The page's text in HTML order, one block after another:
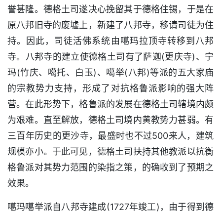
誉甚隆。德格土司遂决心挽留其于德格住锡，于是在
原八邦旧寺的废墟上，新建了八邦寺，移请司徒为住
持。因此，司徒活佛系统由噶玛拉顶寺转移到八邦
寺。八邦寺的建立使德格土司有了萨迦(更庆寺)、宁
玛(竹庆、噶托、白玉)、噶举(八邦)等派的五大家庙
的宗教势力支持，形成了对抗格鲁派影响的强大阵
营。在此形势下，格鲁派的发展在德格土司辖境内颇
为艰难。直至解放，德格土司境内黄教势力甚弱。有
三百年历史的更沙寺，最盛时也不过500来人，建筑
规模亦小。于此可见，德格土司扶持其他教派以抗衡
格鲁派对其势力范围的染指之策，的确收到了预期之
效果。
噶玛噶举派自八邦寺建成(1727年竣工)，由于得到德